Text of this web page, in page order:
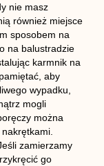
nie masz
również miejsce
sposobem na
na balustradzie
karmnik na
aby
wypadku,
mogli
można
zamierzamy
go